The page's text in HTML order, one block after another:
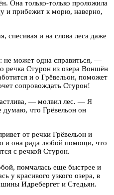
Она только-только проложила
и прибежит к морю, наверно,
спесивая и на слова леса даже
не может одна справиться, —
речка Стурон из озера Воншён
и о Грёвельон, поможет
сопровождать Стурон!
— молвил лес. — Я
думаю, что Грёвельон он
от речки Грёвельон и
и она рада любой помощи, что
с речкой Стурон.
помчалась еще быстрее и
у красивого узкого озера, в
Идребергет и Стедьян.